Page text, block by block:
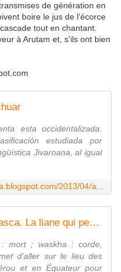
de génération en
boire le jus de l'écorce
tout en chantant.
à Arutam et, s'ils ont bien
esta occidentalizada.
estudiada por
Jivaroana, al igual
Cosmovision Shuar - Ayahuasca. La liane qui permet de se rendre sur le lieu des morts - coco Magnanville
mort ; waskha : corde,
d'aller sur le lieu des
et en Équateur pour